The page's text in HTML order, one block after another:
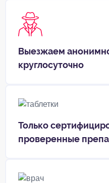
Выезжаем
круглосуточно
Только
проверенные